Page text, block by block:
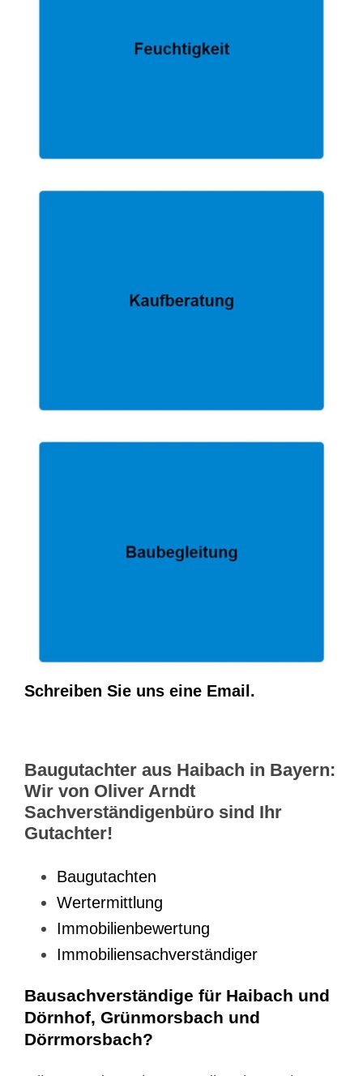
Schreiben Sie uns eine Email.
Baugutachter aus Haibach in Bayern:
Wir von Oliver Arndt
Sachverständigenbüro sind Ihr
Gutachter!
Baugutachten
Wertermittlung
Immobilienbewertung
Immobiliensachverständiger
Bausachverständige für Haibach und
Dörnhof, Grünmorsbach und
Dörrmorsbach?